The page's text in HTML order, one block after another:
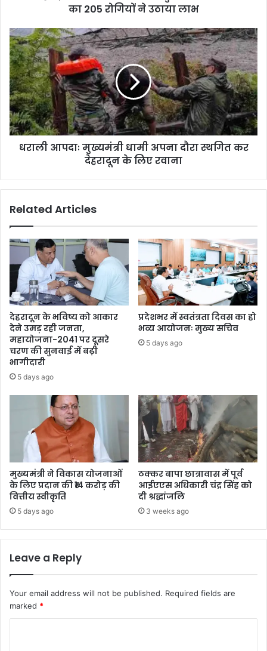
का 205 रोगियों ने उठाया लाभ
धराली आपदाः मुख्यमंत्री धामी अपना दौरा स्थगित कर
देहरादून के लिए रवाना
Related Articles
देहरादून के भविष्य को आकार
देने उमड़ रही जनता,
महायोजना-2041 पर दूसरे
चरण की सुनवाई में बढ़ी
भागीदारी
5 days ago
प्रदेशभर में स्वतंत्रता दिवस का हो
भव्य आयोजनः मुख्य सचिव
5 days ago
मुख्यमंत्री ने विकास योजनाओं
के लिए प्रदान की ₹14 करोड़ की
वित्तीय स्वीकृति
5 days ago
ठक्कर बापा छात्रावास में पूर्व
आईएएस अधिकारी चंद्र सिंह को
दी श्रद्धांजलि
3 weeks ago
Leave a Reply
Your email address will not be published. Required fields are
marked *